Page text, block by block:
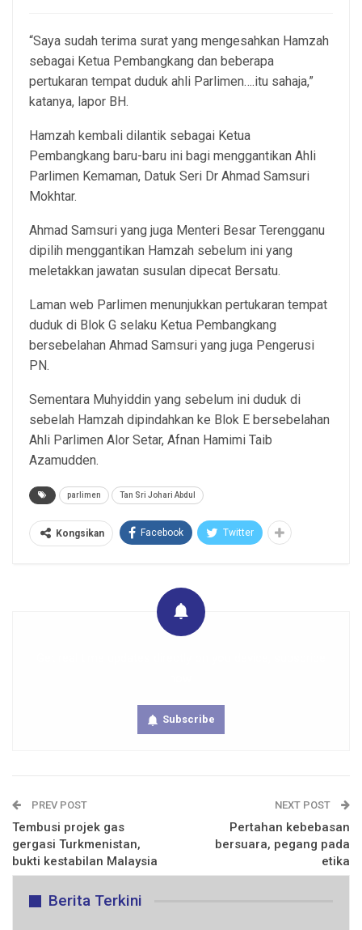
“Saya sudah terima surat yang mengesahkan Hamzah
sebagai Ketua Pembangkang dan beberapa
pertukaran tempat duduk ahli Parlimen….itu sahaja,”
katanya, lapor BH.
Hamzah kembali dilantik sebagai Ketua
Pembangkang baru-baru ini bagi menggantikan Ahli
Parlimen Kemaman, Datuk Seri Dr Ahmad Samsuri
Mokhtar.
Ahmad Samsuri yang juga Menteri Besar Terengganu
dipilih menggantikan Hamzah sebelum ini yang
meletakkan jawatan susulan dipecat Bersatu.
Laman web Parlimen menunjukkan pertukaran tempat
duduk di Blok G selaku Ketua Pembangkang
bersebelahan Ahmad Samsuri yang juga Pengerusi
PN.
Sementara Muhyiddin yang sebelum ini duduk di
sebelah Hamzah dipindahkan ke Blok E bersebelahan
Ahli Parlimen Alor Setar, Afnan Hamimi Taib
Azamudden.
parlimen Tan Sri Johari Abdul
Kongsikan Facebook Twitter
Subscribe
PREV POST
Tembusi projek gas
gergasi Turkmenistan,
bukti kestabilan Malaysia
NEXT POST
Pertahan kebebasan
bersuara, pegang pada
etika
Berita Terkini